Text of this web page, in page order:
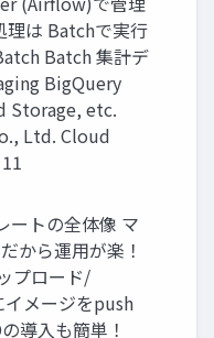
は Batchで実行
Batch 集計デ
BigQuery
Storage, etc.
Ltd. Cloud
ートの全体像 マ
から運用が楽！
プロード/
メージをpush
導入も簡単！